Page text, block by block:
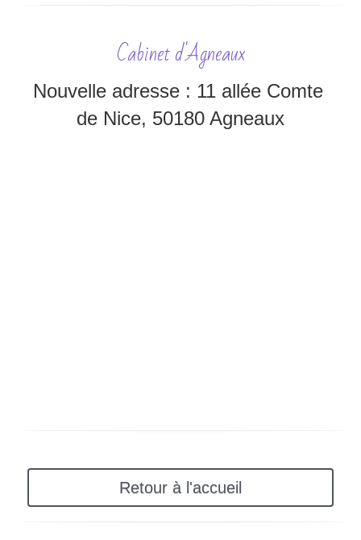
Cabinet d'Agneaux
Nouvelle adresse : 11 allée Comte
de Nice, 50180 Agneaux
Retour à l'accueil